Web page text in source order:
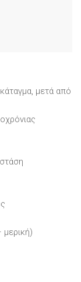
μετά από